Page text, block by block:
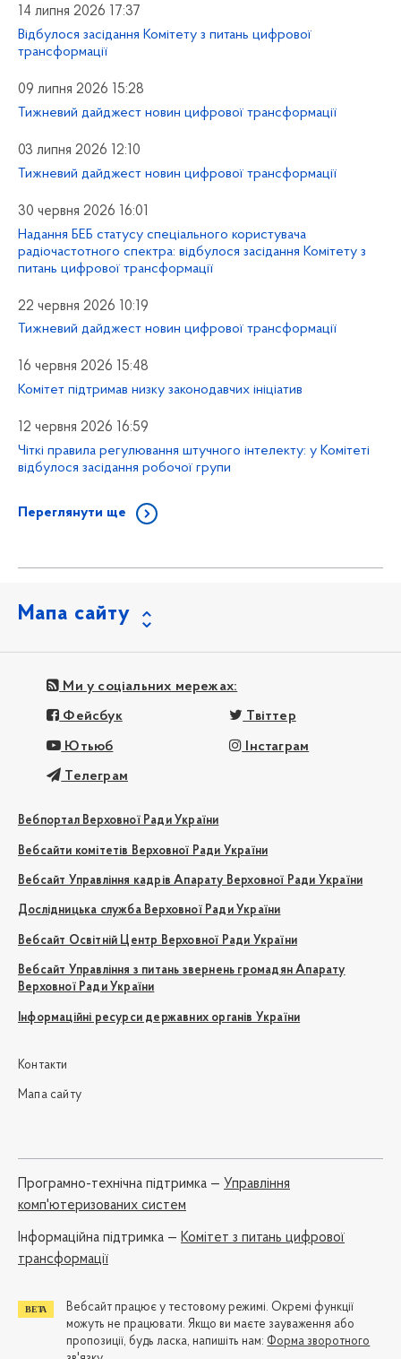
14 липня 2026 17:37
Відбулося засідання Комітету з питань цифрової
трансформації
09 липня 2026 15:28
Тижневий дайджест новин цифрової трансформації
03 липня 2026 12:10
Тижневий дайджест новин цифрової трансформації
30 червня 2026 16:01
Надання БЕБ статусу спеціального користувача
радіочастотного спектра: відбулося засідання Комітету з
питань цифрової трансформації
22 червня 2026 10:19
Тижневий дайджест новин цифрової трансформації
16 червня 2026 15:48
Комітет підтримав низку законодавчих ініціатив
12 червня 2026 16:59
Чіткі правила регулювання штучного інтелекту: у Комітеті
відбулося засідання робочої групи
Переглянути ще
Мапа сайту
Ми у соціальних мережах:
Фейсбук Твіттер
Ютьюб Інстаграм
Телеграм
Вебпортал Верховної Ради України
Вебсайти комітетів Верховної Ради України
Вебсайт Управління кадрів Апарату Верховної Ради України
Дослідницька служба Верховної Ради України
Вебсайт Освітній Центр Верховної Ради України
Вебсайт Управління з питань звернень громадян Апарату
Верховної Ради України
Інформаційні ресурси державних органів України
Контакти
Мапа сайту
Програмно-технічна підтримка — Управління
комп'ютеризованих систем
Iнформаційна підтримка — Комітет з питань цифрової
трансформації
Вебсайт працює у тестовому режимі. Окремі функції
можуть не працювати. Якщо ви маєте зауваження або
пропозиції, будь ласка, напишіть нам: Форма зворотного